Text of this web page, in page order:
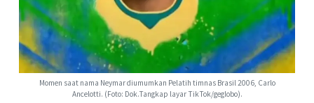
Momen saat nama Neymar diumumkan Pelatih timnas Brasil 2006, Carlo
Ancelotti. (Foto: Dok.Tangkap layar TikTok/geglobo).